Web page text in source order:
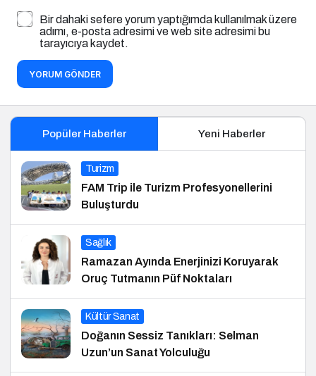
Bir dahaki sefere yorum yaptığımda kullanılmak üzere
adımı, e-posta adresimi ve web site adresimi bu
tarayıcıya kaydet.
YORUM GÖNDER
Popüler Haberler Yeni Haberler
Turizm
FAM Trip ile Turizm Profesyonellerini
Buluşturdu
Sağlık
Ramazan Ayında Enerjinizi Koruyarak
Oruç Tutmanın Püf Noktaları
Kültür Sanat
Doğanın Sessiz Tanıkları: Selman
Uzun’un Sanat Yolculuğu